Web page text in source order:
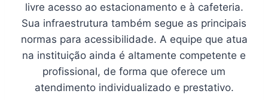
livre acesso ao estacionamento e à cafeteria.
Sua infraestrutura também segue as principais
normas para acessibilidade. A equipe que atua
na instituição ainda é altamente competente e
profissional, de forma que oferece um
atendimento individualizado e prestativo.